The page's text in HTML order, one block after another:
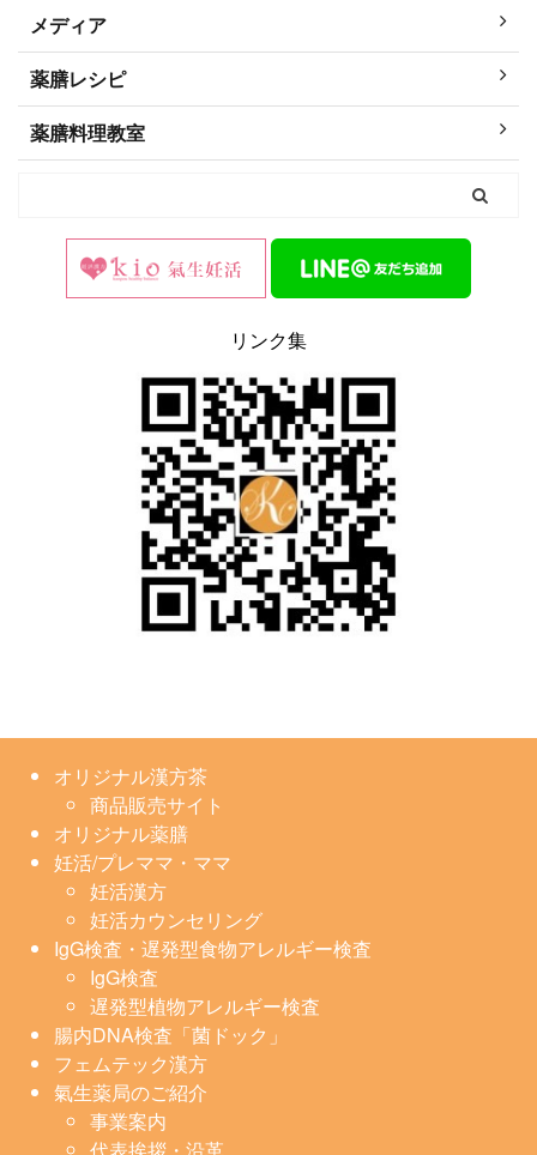
漢方の氣生薬局(豊島区大塚) 公式アカウ
オリジナルの八宝茶を作るワークショップ開催します
オリジナルのお茶5包おみやげつき。
その場で作ったお茶を飲みながら、薬膳スイーツをいた
メディア
薬膳レシピ
薬膳料理教室
リンク集
オリジナル漢方茶
商品販売サイト
オリジナル薬膳
妊活/プレママ・ママ
妊活漢方
妊活カウンセリング
IgG検査・遅発型食物アレルギー検査
IgG検査
遅発型植物アレルギー検査
腸内DNA検査「菌ドック」
フェムテック漢方
氣生薬局のご紹介
事業案内